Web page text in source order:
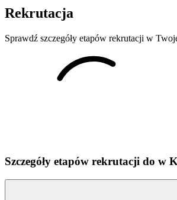
Rekrutacja
Sprawdź szczegóły etapów rekrutacji w
Szczegóły etapów rekrutacji do w